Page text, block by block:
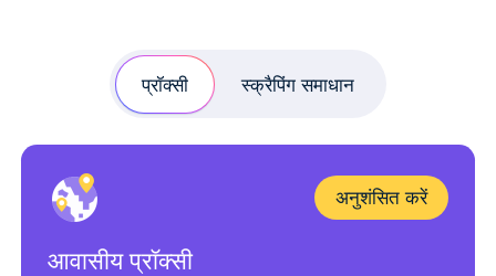
प्रॉक्सी स्क्रैपिंग समाधान
अनुशंसित करें
आवासीय प्रॉक्सी